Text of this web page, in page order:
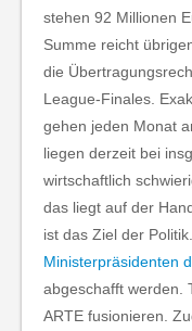
stehen 92 Millionen
Summe reicht
die
League-Finales.
gehen jeden Monat
liegen derzeit bei
wirtschaftlich
das liegt auf der
ist das Ziel der
Ministerpräsidenten
abgeschafft werden.
ARTE fusionieren.